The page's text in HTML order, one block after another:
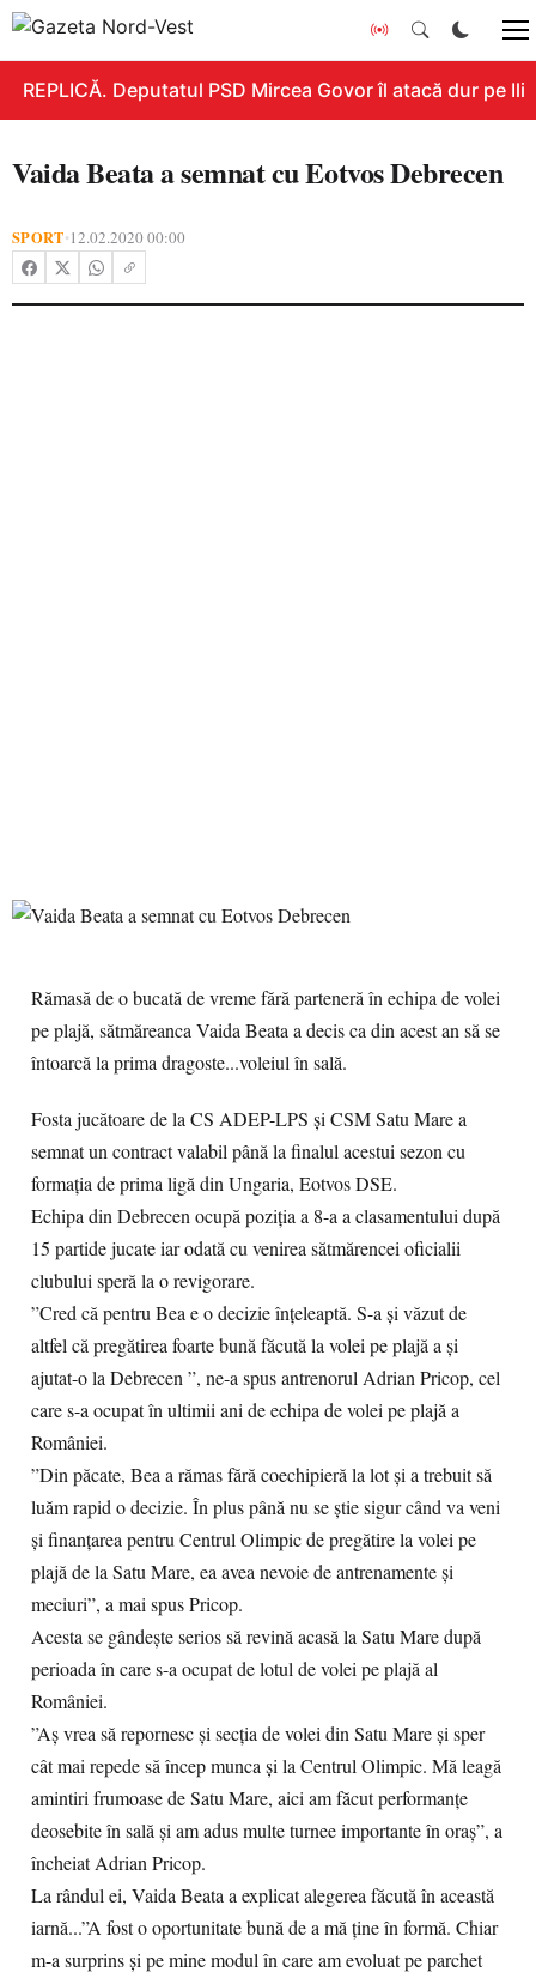
REPLICĂ. Deputatul PSD Mircea Govor îl atacă dur pe
Vaida Beata a semnat cu Eotvos Debrecen
SPORT•12.02.2020 00:00
Rămasă de o bucată de vreme fără parteneră în echipa de volei
pe plajă, sătmăreanca Vaida Beata a decis ca din acest an să se
întoarcă la prima dragoste...voleiul în sală.
Fosta jucătoare de la CS ADEP-LPS și CSM Satu Mare a
semnat un contract valabil până la finalul acestui sezon cu
formația de prima ligă din Ungaria, Eotvos DSE.
Echipa din Debrecen ocupă poziția a 8-a a clasamentului după
15 partide jucate iar odată cu venirea sătmărencei oficialii
clubului speră la o revigorare.
”Cred că pentru Bea e o decizie înțeleaptă. S-a și văzut de
altfel că pregătirea foarte bună făcută la volei pe plajă a și
ajutat-o la Debrecen ”, ne-a spus antrenorul Adrian Pricop, cel
care s-a ocupat în ultimii ani de echipa de volei pe plajă a
României.
”Din păcate, Bea a rămas fără coechipieră la lot și a trebuit să
luăm rapid o decizie. În plus până nu se știe sigur când va veni
și finanțarea pentru Centrul Olimpic de pregătire la volei pe
plajă de la Satu Mare, ea avea nevoie de antrenamente și
meciuri”, a mai spus Pricop.
Acesta se gândește serios să revină acasă la Satu Mare după
perioada în care s-a ocupat de lotul de volei pe plajă al
României.
”Aș vrea să repornesc și secția de volei din Satu Mare și sper
cât mai repede să încep munca și la Centrul Olimpic. Mă leagă
amintiri frumoase de Satu Mare, aici am făcut performanțe
deosebite în sală și am adus multe turnee importante în oraș”, a
încheiat Adrian Pricop.
La rândul ei, Vaida Beata a explicat alegerea făcută în această
iarnă...”A fost o oportunitate bună de a mă ține în formă. Chiar
m-a surprins și pe mine modul în care am evoluat pe parchet